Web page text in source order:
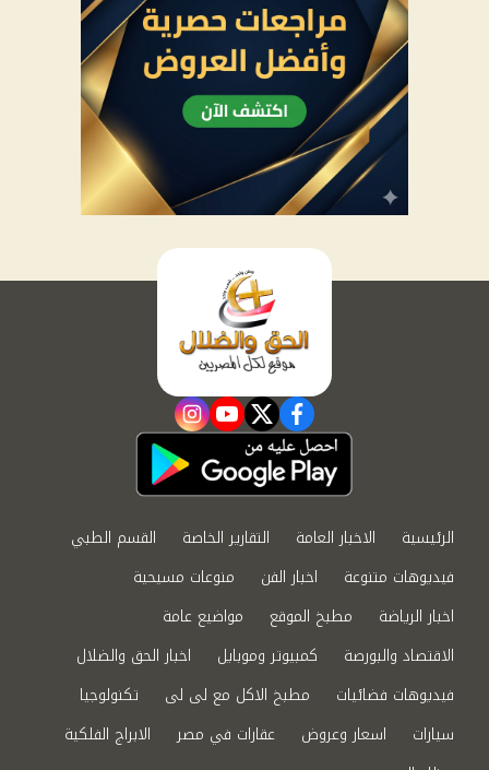
facebook
twitter
youtube
instagram
الرئيسية الاخبار العامة التقارير الخاصة
القسم الطبي
فيديوهات متنوعة
اخبار الفن
منوعات مسيحية
اخبار الرياضة
مطبخ الموقع
مواضيع عامة
الاقتصاد والبورصة
كمبيوتر وموبايل
اخبار الحق والضلال
فيديوهات فضائيات
مطبخ الاكل مع لى لى
تكنولوجيا
سيارات
اسعار وعروض عقارات في مصر
الابراج الفلكية